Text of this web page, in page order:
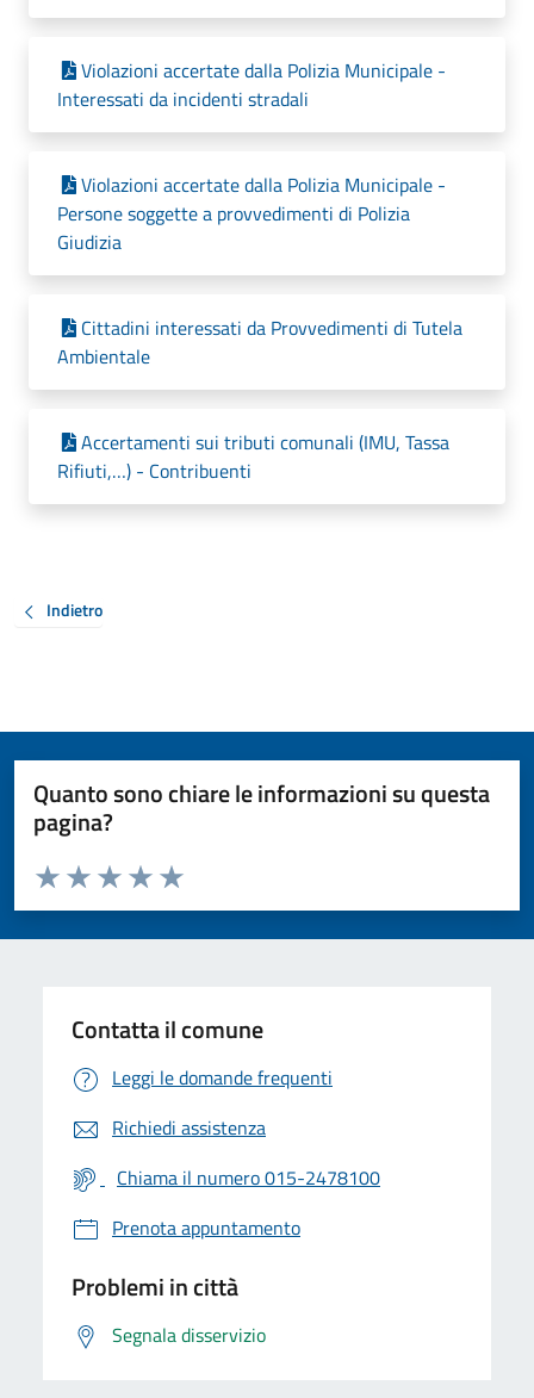
Violazioni accertate dalla Polizia Municipale -
Interessati da incidenti stradali
Violazioni accertate dalla Polizia Municipale -
Persone soggette a provvedimenti di Polizia
Giudizia
Cittadini interessati da Provvedimenti di Tutela
Ambientale
Accertamenti sui tributi comunali (IMU, Tassa
Rifiuti,…) - Contribuenti
Indietro
Quanto sono chiare le informazioni su questa
pagina?
Valuta da 1 a 5 stelle la pagina
Valuta 5 stelle su 5
Valuta 4 stelle su 5
Valuta 3 stelle su 5
Valuta 2 stelle su 5
Valuta 1 stelle su 5
Contatta il comune
Leggi le domande frequenti
Richiedi assistenza
Chiama il numero 015-2478100
Prenota appuntamento
Problemi in città
Segnala disservizio